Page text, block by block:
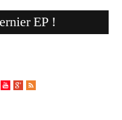
EP !